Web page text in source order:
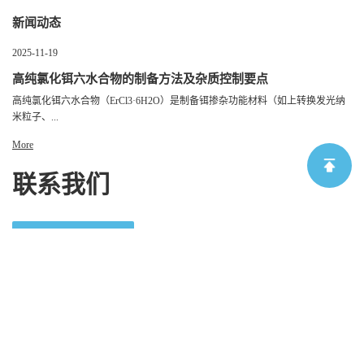
新闻动态
2025-11-19
高纯氯化铒六水合物的制备方法及杂质控制要点
高纯氯化铒六水合物（ErCl3·6H2O）是制备铒掺杂功能材料（如上转换发光纳
米粒子、...
More
联系我们